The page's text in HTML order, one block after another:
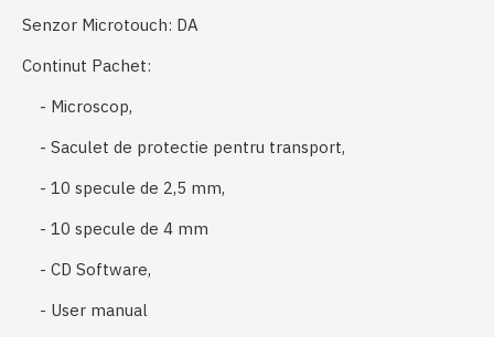
Senzor Microtouch: DA
Continut Pachet:
- Microscop,
- Saculet de protectie pentru transport,
- 10 specule de 2,5 mm,
- 10 specule de 4 mm
- CD Software,
- User manual